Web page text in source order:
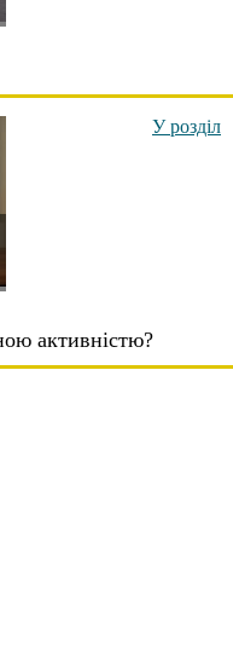
У розділ
активністю?